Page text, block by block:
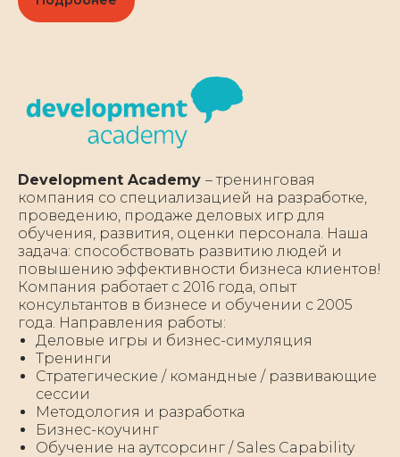
Development Academy – тренинговая
компания со специализацией на разработке,
проведению, продаже деловых игр для
обучения, развития, оценки персонала. Наша
задача: способствовать развитию людей и
повышению эффективности бизнеса клиентов!
Компания работает с 2016 года, опыт
консультантов в бизнесе и обучении с 2005
года. Направления работы:
Деловые игры и бизнес-симуляция
Тренинги
Стратегические / командные / развивающие
сессии
Методология и разработка
Бизнес-коучинг
Обучение на аутсорсинг / Sales Capability